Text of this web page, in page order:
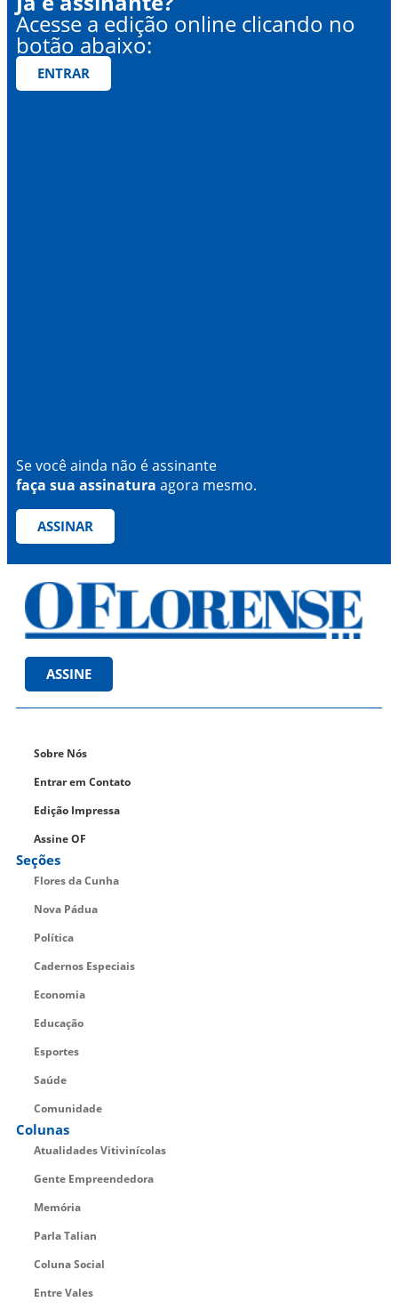
Acesse a edição online clicando no
botão abaixo:
ENTRAR
Se você ainda não é assinante
faça sua assinatura agora mesmo.
ASSINAR
ASSINE
Sobre Nós
Entrar em Contato
Edição Impressa
Assine OF
Seções
Flores da Cunha
Nova Pádua
Política
Cadernos Especiais
Economia
Educação
Esportes
Saúde
Comunidade
Colunas
Atualidades Vitivinícolas
Gente Empreendedora
Memória
Parla Talian
Coluna Social
Entre Vales